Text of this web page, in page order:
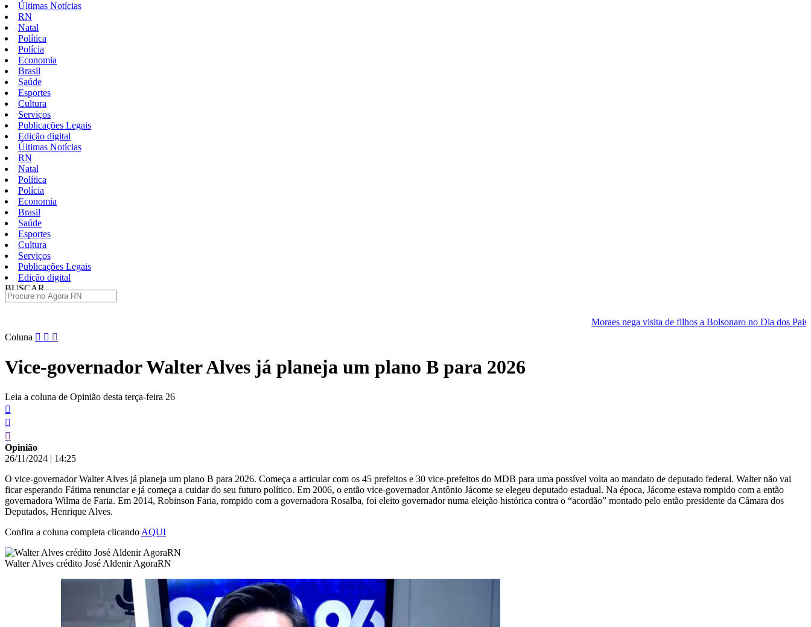
Últimas Notícias
RN
Natal
Política
Polícia
Economia
Brasil
Saúde
Esportes
Cultura
Serviços
Publicações Legais
Edição digital
Últimas Notícias
RN
Natal
Política
Polícia
Economia
Brasil
Saúde
Esportes
Cultura
Serviços
Publicações Legais
Edição digital
BUSCAR
Moraes nega visita de filhos a Bolsonaro no Dia dos Pais
Carga extra
Pular
conteúdo
Coluna
Vice-governador Walter Alves já planeja um plano B para 2026
Leia a coluna de Opinião desta terça-feira 26
Opinião
26/11/2024 | 14:25
O vice-governador Walter Alves já planeja um plano B para 2026. Começa a articular com os 45 prefeitos e 30 vice-prefeitos do MDB para uma possível volta ao mandato de deputado federal. Walter não vai
ficar esperando Fátima renunciar e já começa a cuidar do seu futuro político. Em 2006, o então vice-governador Antônio Jácome se elegeu deputado estadual. Na época, Jácome estava rompido com a então
governadora Wilma de Faria. Em 2014, Robinson Faria, rompido com a governadora Rosalba, foi eleito governador numa eleição histórica contra o “acordão” montado pelo então presidente da Câmara dos
Deputados, Henrique Alves.
Confira a coluna completa clicando AQUI
Walter Alves crédito José Aldenir AgoraRN